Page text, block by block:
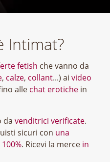
Intimat?
fetish che vanno da
, calze, collant...) ai video
alle chat erotiche in
da venditrici verificate.
sicuri con una
. Ricevi la merce in